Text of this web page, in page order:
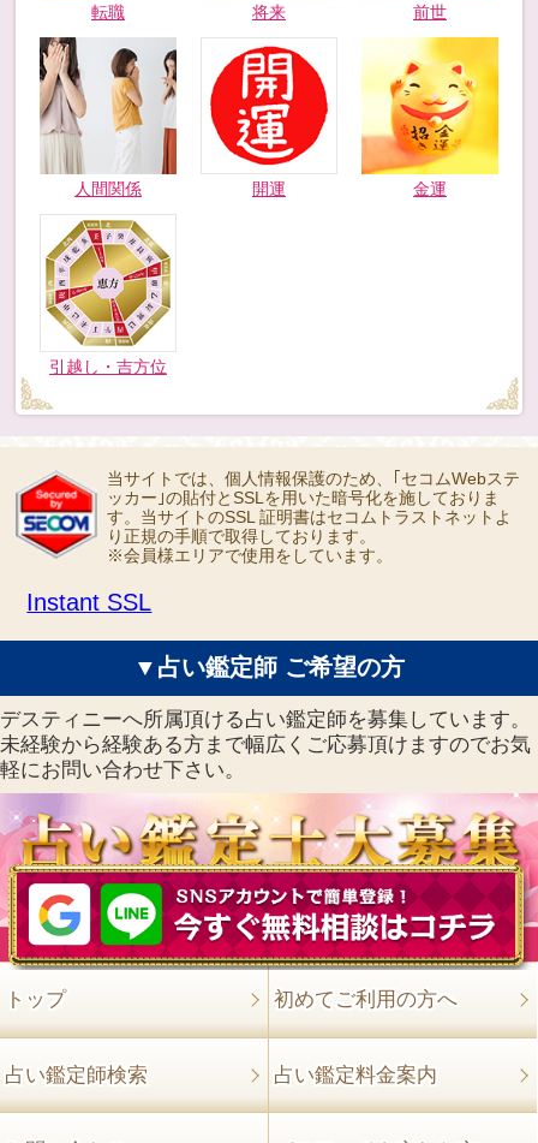
転職 将来 前世
人間関係 開運 金運
引越し・吉方位
当サイトでは、個人情報保護のため、｢セコムWebステ
ッカー｣の貼付とSSLを用いた暗号化を施しておりま
す。当サイトのSSL 証明書はセコムトラストネットよ
り正規の手順で取得しております。
※会員様エリアで使用をしています。
Instant SSL
▼占い鑑定師 ご希望の方
デスティニーへ所属頂ける占い鑑定師を募集しています。
未経験から経験ある方まで幅広くご応募頂けますのでお気
軽にお問い合わせ下さい。
トップ 初めてご利用の方へ
占い鑑定師検索 占い鑑定料金案内